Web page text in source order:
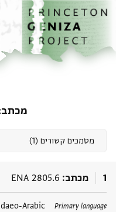
דילוג לתוכן
דף הבית
מכתב
1 מכתב ENA 2805.6
Primary language
Arabic תגים